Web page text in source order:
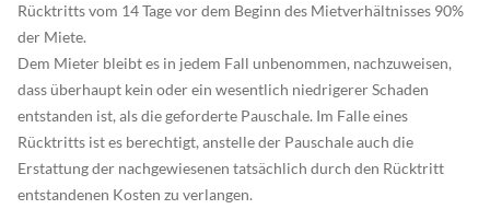
Rücktritts vom 14 Tage vor dem Beginn des Mietverhältnisses 90%
der Miete.
Dem Mieter bleibt es in jedem Fall unbenommen, nachzuweisen,
dass überhaupt kein oder ein wesentlich niedrigerer Schaden
entstanden ist, als die geforderte Pauschale. Im Falle eines
Rücktritts ist es berechtigt, anstelle der Pauschale auch die
Erstattung der nachgewiesenen tatsächlich durch den Rücktritt
entstandenen Kosten zu verlangen.